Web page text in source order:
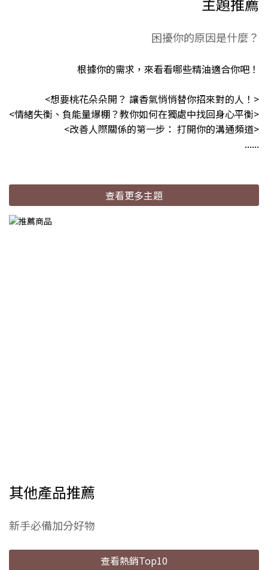
困擾你的原因是什麼？
根據你的需求，來看看哪些精油適合你吧！
<想要桃花朵朵開？ 讓香氣悄悄替你招來對的人！>
<情緒失衡、負能量爆棚？教你如何在獨處中找回身心平衡>
<改善人際關係的第一步： 打開你的溝通頻道>
......
查看更多主題
其他產品推薦
新手必備加分好物
查看熱銷Top10